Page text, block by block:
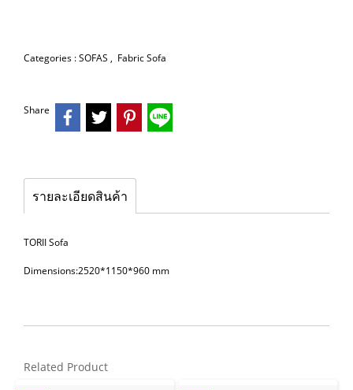
Categories :SOFAS , Fabric Sofa
Share
รายละเอียดสินค้า
TORII Sofa
Dimensions:2520*1150*960 mm
Related Product